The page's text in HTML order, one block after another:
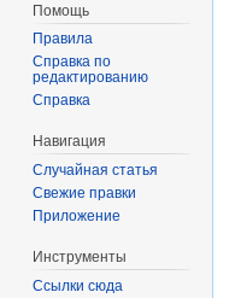
Помощь
Правила
Справка по
редактированию
Справка
Навигация
Случайная статья
Свежие правки
Приложение
Инструменты
Ссылки сюда